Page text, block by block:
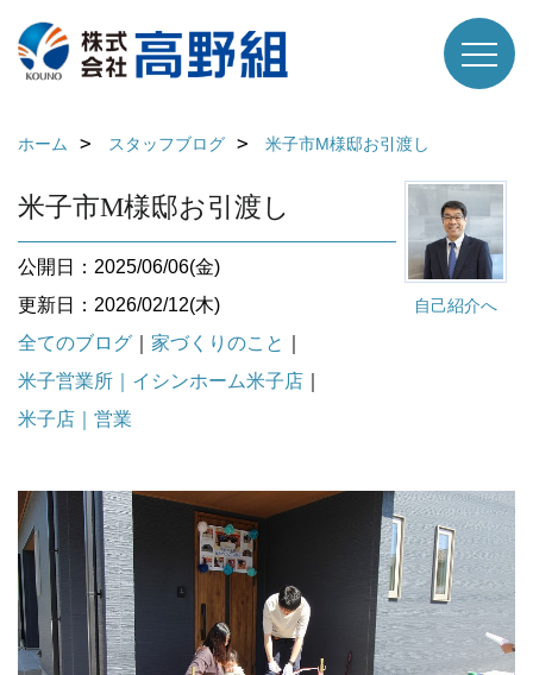
ホーム スタッフブログ 米子市M様邸お引渡し
自己紹介へ
米子市M様邸お引渡し
公開日：2025/06/06(金)
更新日：2026/02/12(木)
全てのブログ
家づくりのこと
米子営業所｜イシンホーム米子店
米子店｜営業